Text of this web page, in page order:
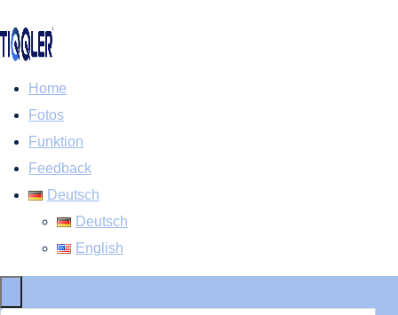
Home
Fotos
Funktion
Feedback
Deutsch
Deutsch
English